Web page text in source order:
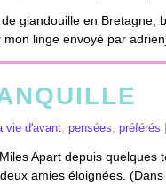
glandouille en
linge envoyé par
vie d'avant, pensées, préférés
Apart depuis
amies éloignées.